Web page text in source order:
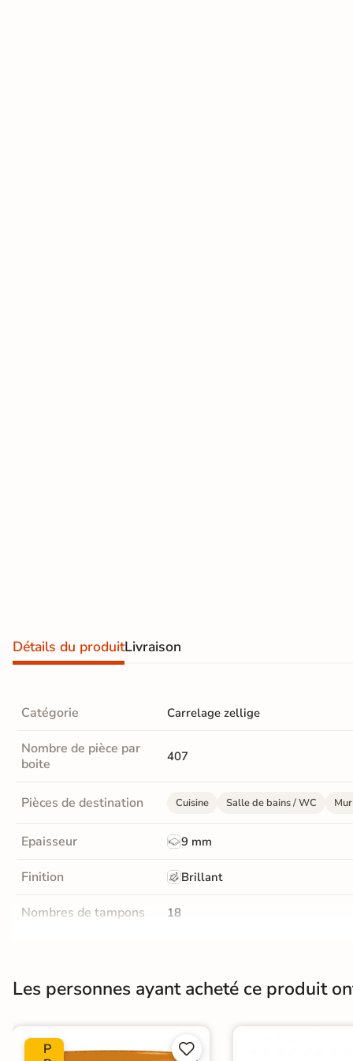
moderne
effet
Terre
cuite &
tomette
mural
intérieur
grand format
Détails du produitLivraison
Catégorie Carrelage zellige
Nombre de pièce par
boite
407
Pièces de destination Cuisine Salle de bains / WC
Epaisseur 9 mm
Finition Brillant
Nombres de tampons 18
Choix 1er Choix
Les personnes ayant acheté ce produit
P

